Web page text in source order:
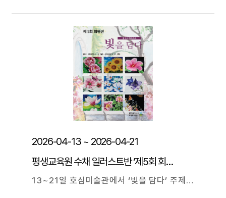
2026-04-13 ~ 2026-04-21
평생교육원 수채 일러스트반 ‘제5회 회원전’
13~21일 호심미술관에서 ‘빛을 담다’ 주제로 26점 전시 광주대학교(총장 김동진) 평생교육원 수채 일러스트반은 13일부터 ‘빛을 담다’를 주제로 꽃 수채 일러스트 제5회 회원전을 열고 있다. 오는 21일까지 교내 극기관 1층 호심미술관에서 계속될 이번 전시에는 평생교육원 회원 6명이 참여했으며, 다채로운 꽃 수채 일러스트와 새롭게 개발한 기법(점휘법點揮法) 및 예술적 융합(포토샵 등)을 시도한 26점의 작품을 선보인다. 평생교육원 정현주 강사는 “자연의 섬세한 빛과 꽃의 생명력이 한 폭의 그림으로 만나, 감동과 아름다움을 선사할 것이다. 꽃을 통해 마음 깊은 곳의 평화와 희망을 채우는 뜻깊은 전시가 되길 소망한다”라고 말했다. 최준호 호심미술관장은 “매년 거듭되는 전시로 평생교육원 수채화 일러스트 성인학습자들의 작품이 상당한 경지에 올랐다”라며 “평생학습을 통해 자발적으로 참여해 역량을 계발할 수 있도록 대학미술관이 선도적 역할을 하겠다”라고 말했다.